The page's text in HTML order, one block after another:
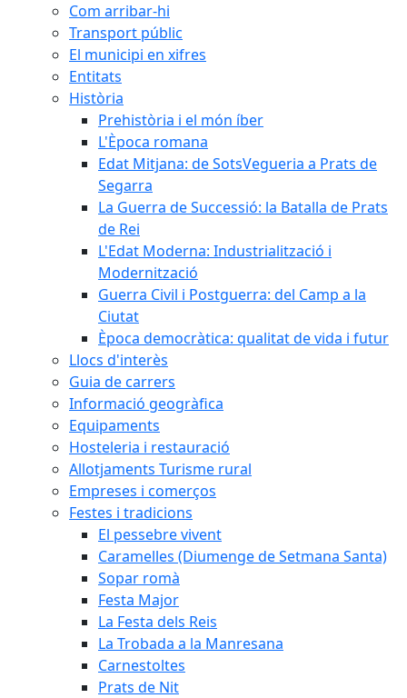
Com arribar-hi
Transport públic
El municipi en xifres
Entitats
Història
Prehistòria i el món íber
L'Època romana
Edat Mitjana: de SotsVegueria a Prats de
Segarra
La Guerra de Successió: la Batalla de Prats
de Rei
L'Edat Moderna: Industrialització i
Modernització
Guerra Civil i Postguerra: del Camp a la
Ciutat
Època democràtica: qualitat de vida i futur
Llocs d'interès
Guia de carrers
Informació geogràfica
Equipaments
Hosteleria i restauració
Allotjaments Turisme rural
Empreses i comerços
Festes i tradicions
El pessebre vivent
Caramelles (Diumenge de Setmana Santa)
Sopar romà
Festa Major
La Festa dels Reis
La Trobada a la Manresana
Carnestoltes
Prats de Nit